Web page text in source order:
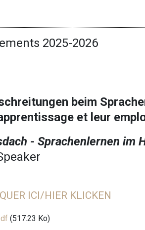
2025-2026
beim
et leur
- Sprachenlernen im
ICI/HIER KLICKEN
(517.23 Ko)